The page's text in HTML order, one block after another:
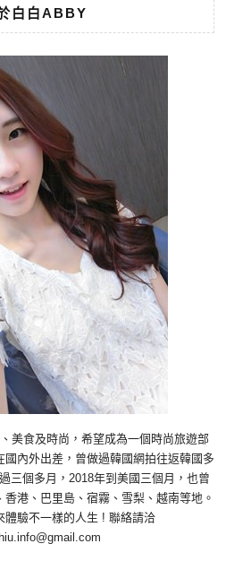
白白ABBY
美食及時尚，希望成為一個時尚旅遊部
內外出差，曾做過韓國網拍往返韓國多
三個多月，2018年到美國三個月，也曾
港、巴里島、宿霧、雪梨、越南等地。
體驗不一樣的人生 ! 聯絡請洽